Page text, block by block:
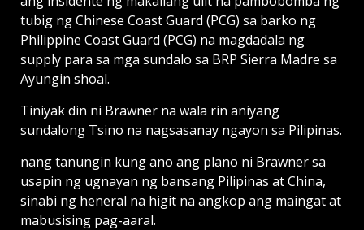
tubig ng Chinese Coast Guard (PCG) sa barko ng
Philippine Coast Guard (PCG) na magdadala ng
supply para sa mga sundalo sa BRP Sierra Madre sa
Ayungin shoal.
Tiniyak din ni Brawner na wala rin aniyang
sundalong Tsino na nagsasanay ngayon sa Pilipinas.
nang tanungin kung ano ang plano ni Brawner sa
usapin ng ugnayan ng bansang Pilipinas at China,
sinabi ng heneral na higit na angkop ang maingat at
mabusising pag-aaral.